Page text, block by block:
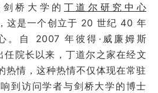
桥大学的 丁道尔研究中心
这是一个创立于 20 世纪 40 年
。自 2007 年彼得·威廉姆斯
任院长以来，丁道尔之家在经文
热情，这种热情不仅体现在常驻
到访问学者与剑桥大学的博士